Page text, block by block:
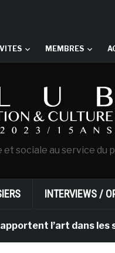
MEMBRES
sociale au service du
INTERVIEWS /
l’art dans les